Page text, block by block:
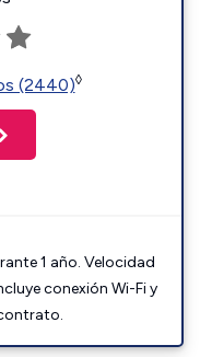
(2440)◊
1 año. Velocidad
conexión Wi-Fi y